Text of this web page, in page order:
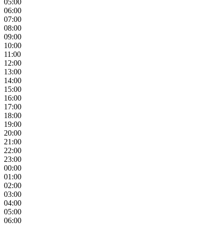
05:00
06:00
07:00
08:00
09:00
10:00
11:00
12:00
13:00
14:00
15:00
16:00
17:00
18:00
19:00
20:00
21:00
22:00
23:00
00:00
01:00
02:00
03:00
04:00
05:00
06:00